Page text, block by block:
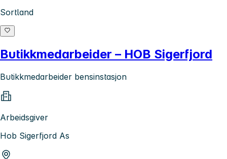
Sortland
Butikkmedarbeider – HOB Sigerfjord
Butikkmedarbeider bensinstasjon
Arbeidsgiver
Hob Sigerfjord As